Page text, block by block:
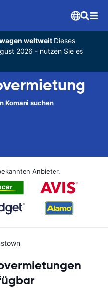
weltweitDieses
2026 - nutzen Sie es
Komani suchen
Anbieter.